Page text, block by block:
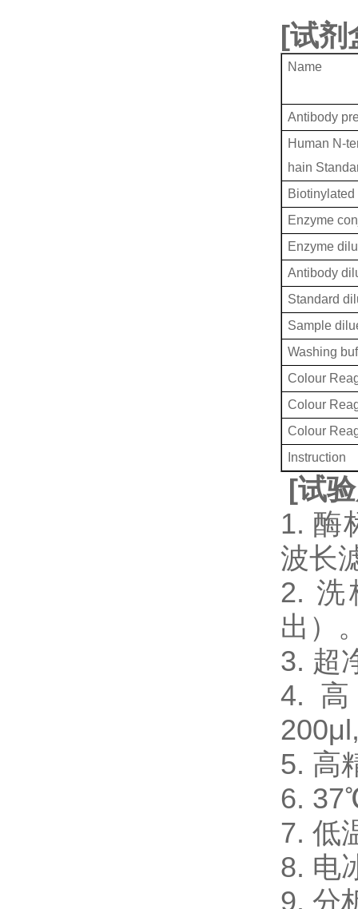
[试剂
Name
Antibody
Human N-
hain
Enzyme
Enzyme
Antibody
Standard
Sample
Washing
Colour
Colour
Colour
Instruction
[试
1. 酶
波长
2. 洗
出）
3. 超
4.
5. 高
6.
7. 低
8. 电
9. 分